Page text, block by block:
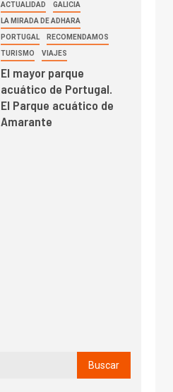
ACTUALIDAD GALICIA
LA MIRADA DE ADHARA
PORTUGAL RECOMENDAMOS
TURISMO VIAJES
El mayor parque
acuático de Portugal.
El Parque acuático de
Amarante